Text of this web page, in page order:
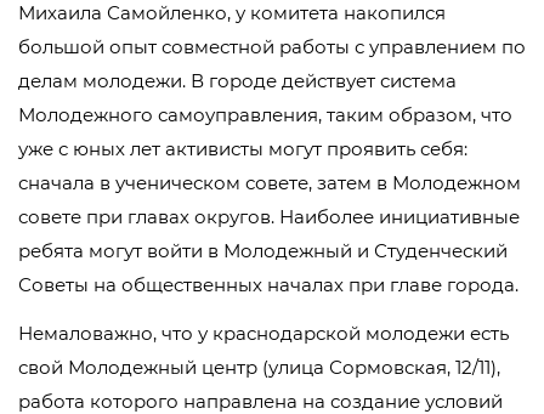
Михаила Самойленко, у комитета накопился
большой опыт совместной работы с управлением по
делам молодежи. В городе действует система
Молодежного самоуправления, таким образом, что
уже с юных лет активисты могут проявить себя:
сначала в ученическом совете, затем в Молодежном
совете при главах округов. Наиболее инициативные
ребята могут войти в Молодежный и Студенческий
Советы на общественных началах при главе города.
Немаловажно, что у краснодарской молодежи есть
свой Молодежный центр (улица Сормовская, 12/11),
работа которого направлена на создание условий